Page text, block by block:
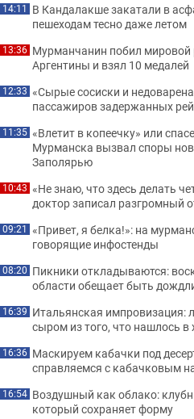
14:11 В Кандалакше закатали в
пешеходам тесно даже летом
13:36 Мурманчанин побил мировой
Аргентины и взял 10 медалей
12:33 «Сырые сосиски и
пассажиров задержанных
11:35 «Влетит в копеечку» или
Мурманска вызвал споры
Заполярью
10:43 «Не знаю, что здесь делать
доктор записал разгромный
09:21 «Привет, я белка!»: на
говорящие инфостенды
08:20 Пикники откладываются:
области обещает быть
16:39 Итальянская импровизация:
сыром из того, что нашлось в
16:36 Маскируем кабачки под
справляемся с кабачковым
16:54 Воздушный как облако:
который сохраняет форму